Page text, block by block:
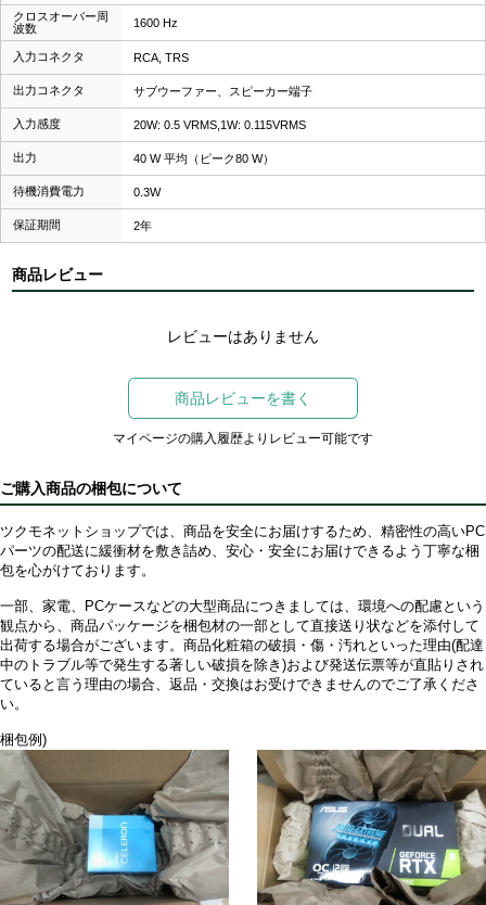
クロスオーバー周
波数
1600 Hz
入力コネクタ RCA, TRS
出力コネクタ サブウーファー、スピーカー端子
入力感度 20W: 0.5 VRMS,1W: 0.115VRMS
出力 40 W 平均（ピーク80 W）
待機消費電力 0.3W
保証期間 2年
商品レビュー
レビューはありません
商品レビューを書く
マイページの購入履歴よりレビュー可能です
ご購入商品の梱包について
ツクモネットショップでは、商品を安全にお届けするため、精密性の高いPC
パーツの配送に緩衝材を敷き詰め、安心・安全にお届けできるよう丁寧な梱
包を心がけております。
一部、家電、PCケースなどの大型商品につきましては、環境への配慮という
観点から、商品パッケージを梱包材の一部として直接送り状などを添付して
出荷する場合がございます。商品化粧箱の破損・傷・汚れといった理由(配達
中のトラブル等で発生する著しい破損を除き)および発送伝票等が直貼りされ
ていると言う理由の場合、返品・交換はお受けできませんのでご了承くださ
い。
梱包例)